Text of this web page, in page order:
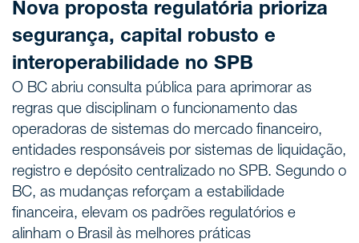
Nova proposta regulatória prioriza
segurança, capital robusto e
interoperabilidade no SPB
O BC abriu consulta pública para aprimorar as
regras que disciplinam o funcionamento das
operadoras de sistemas do mercado financeiro,
entidades responsáveis por sistemas de liquidação,
registro e depósito centralizado no SPB. Segundo o
BC, as mudanças reforçam a estabilidade
financeira, elevam os padrões regulatórios e
alinham o Brasil às melhores práticas